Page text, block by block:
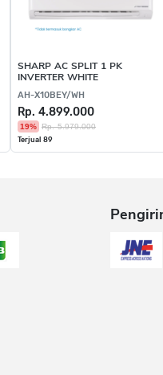
SHARP AC SPLIT 1 PK
INVERTER WHITE
AH-X10BEY/WH
Rp. 4.899.000
19% Rp. 5.979.000
Terjual 89